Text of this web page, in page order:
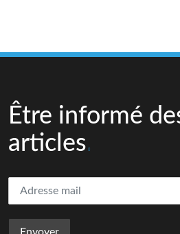
Être informé
articles